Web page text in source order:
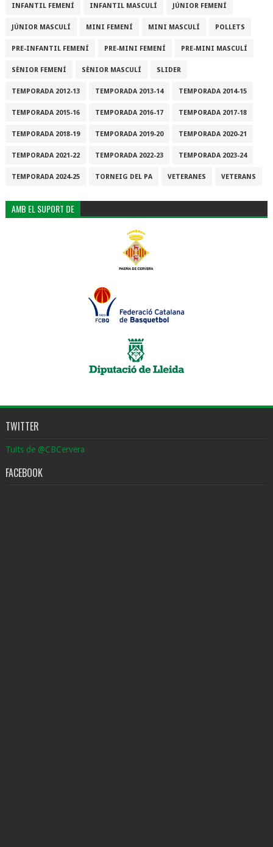
INFANTIL FEMENÍ INFANTIL MASCULÍ JÚNIOR FEMENÍ
JÚNIOR MASCULÍ MINI FEMENÍ MINI MASCULÍ POLLETS
PRE-INFANTIL FEMENÍ PRE-MINI FEMENÍ PRE-MINI MASCULÍ
SÈNIOR FEMENÍ SÈNIOR MASCULÍ SLIDER
TEMPORADA 2012-13 TEMPORADA 2013-14 TEMPORADA 2014-15
TEMPORADA 2015-16 TEMPORADA 2016-17 TEMPORADA 2017-18
TEMPORADA 2018-19 TEMPORADA 2019-20 TEMPORADA 2020-21
TEMPORADA 2021-22 TEMPORADA 2022-23 TEMPORADA 2023-24
TEMPORADA 2024-25 TORNEIG DEL PA VETERANES VETERANS
AMB EL SUPORT DE
TWITTER
Tuits de @CBCervera
FACEBOOK